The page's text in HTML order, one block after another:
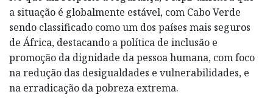
a situação é globalmente estável, com Cabo Verde
sendo classificado como um dos países mais seguros
de África, destacando a política de inclusão e
promoção da dignidade da pessoa humana, com foco
na redução das desigualdades e vulnerabilidades, e
na erradicação da pobreza extrema.